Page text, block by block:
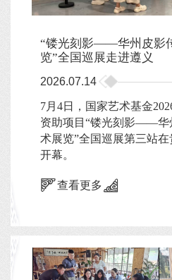
“镂光刻影——华州皮影
览”全国巡展走进遵义
2026.07.14
7月4日，国家艺术基金
资助项目“镂光刻影——华
术展览”全国巡展第三站
开幕。
查看更多